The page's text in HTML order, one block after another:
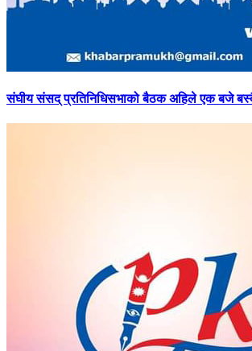
संघीयसंसद् प्रतिनिधिसभाको बैठक अहिले एक बजे